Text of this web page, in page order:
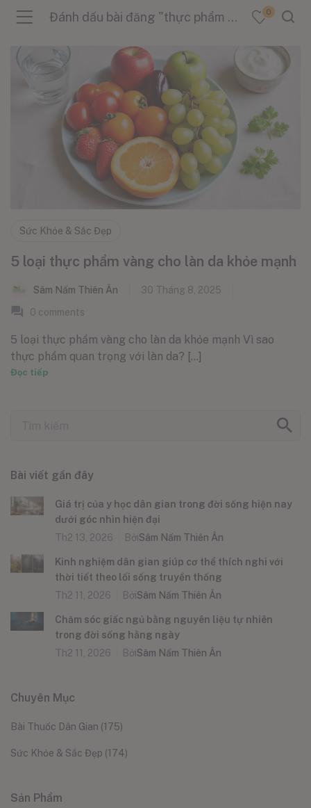
(Sản Phẩm )
(Danh Mục )
Đánh dấu bài đăng "thực phẩm vàng cho làn da" 0
Sức Khỏe & Sắc Đẹp
5 loại thực phẩm vàng cho làn da khỏe mạnh
Sâm Nấm Thiên Ân
30 Tháng 8, 2025
0 comments
5 loại thực phẩm vàng cho làn da khỏe mạnh Vì sao
thực phẩm quan trọng với làn da? [...]
Đọc tiếp
Bài viết gần đây
Giá trị của y học dân gian trong đời sống hiện nay
dưới góc nhìn hiện đại
Th2 13, 2026
BởiSâm Nấm Thiên Ân
Kinh nghiệm dân gian giúp cơ thể thích nghi với
thời tiết theo lối sống truyền thống
Th2 11, 2026
BởiSâm Nấm Thiên Ân
Chăm sóc giấc ngủ bằng nguyên liệu tự nhiên
trong đời sống hằng ngày
Th2 11, 2026
BởiSâm Nấm Thiên Ân
Chuyên Mục
Bài Thuốc Dân Gian (175)
Sức Khỏe & Sắc Đẹp (174)
Sản Phẩm